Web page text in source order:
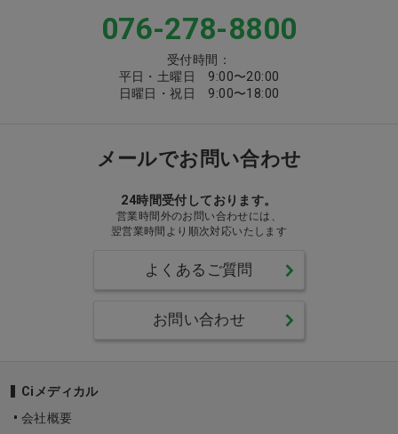
076-278-8800
受付時間：
平日・土曜日 9:00〜20:00
日曜日・祝日 9:00〜18:00
メールでお問い合わせ
24時間受付しております。
営業時間外のお問い合わせには、
翌営業時間より順次対応いたします
よくあるご質問
お問い合わせ
Ciメディカル
会社概要